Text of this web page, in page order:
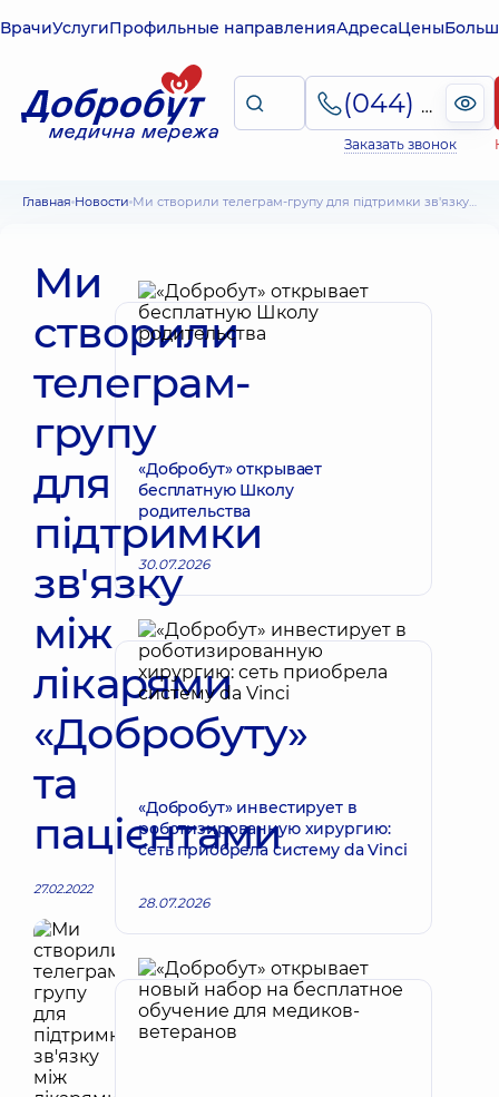
ВрачиУслугиПрофильные направленияАдресаЦены
(044) 495-2-888
Заказать звонок
Главная Новости Ми створили телеграм-групу для підтримки зв'язку між лікарями «Добробуту» та пацієнтами
Ми
створили
телеграм-
групу
для
підтримки
зв'язку
між
лікарями
«Добробуту»
та
пацієнтами
27.02.2022
«Добробут» открывает
бесплатную Школу
родительства
30.07.2026
«Добробут» инвестирует в
роботизированную хирургию:
сеть приобрела систему da Vinci
28.07.2026